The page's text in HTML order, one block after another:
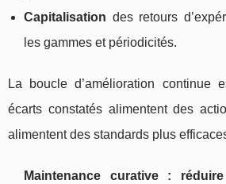
Capitalisation des retours
les gammes et périodicités.
La boucle d’amélioration continue
écarts constatés alimentent des
alimentent des standards plus
Maintenance curative :